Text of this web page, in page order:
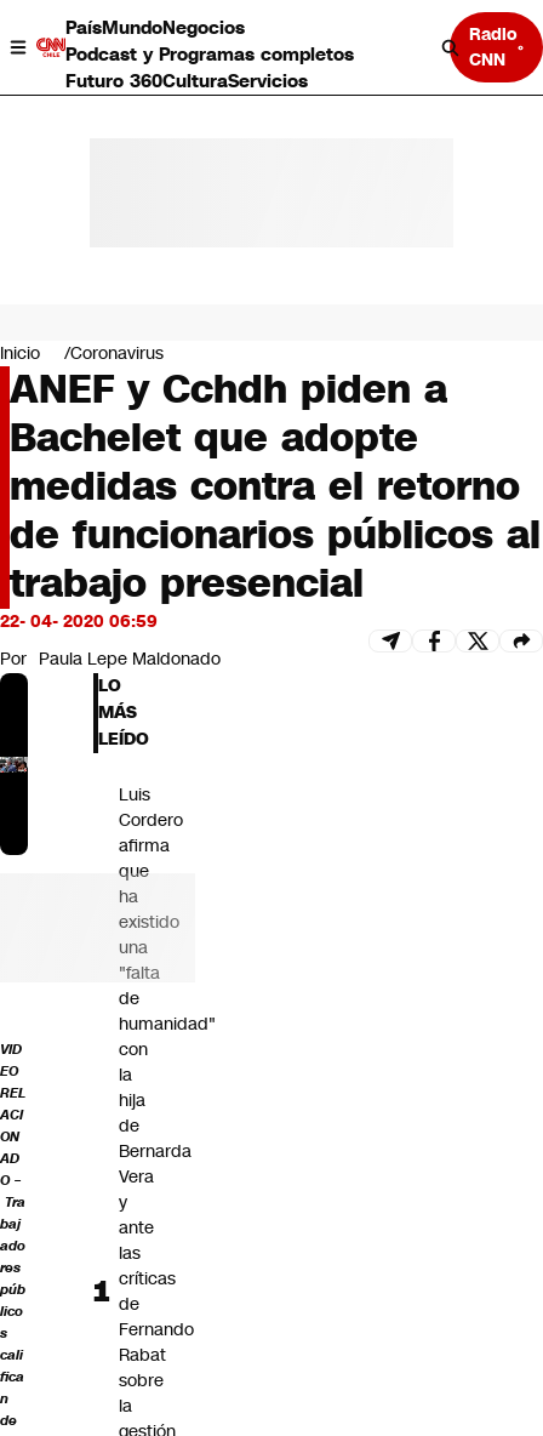
PaísMundoNegocios
Podcast y Programas completos
Futuro 360CulturaServicios
Radio
CNN
Negocios
Deportes
Programas completos
Cultura
Servicios
Bits
CNN tiempo
Futuro 360
Opinión
Inicio Coronavirus
ANEF y Cchdh piden a
Bachelet que adopte
medidas contra el retorno
de funcionarios públicos al
trabajo presencial
22- 04- 2020 06:59
Por Paula Lepe Maldonado
VID
EO
REL
ACI
ON
AD
O –
Tra
baj
ado
res
púb
lico
s
cali
fica
n
de
LO
MÁS
LEÍDO
Luis
Cordero
afirma
que
ha
existido
una
"falta
de
humanidad"
con
la
hija
de
Bernarda
Vera
y
ante
las
críticas
de
Fernando
Rabat
sobre
la
gestión